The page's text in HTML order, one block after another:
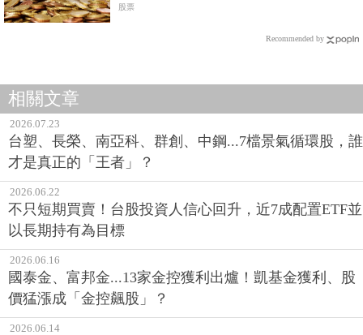
青睞！
股票
Recommended by
相關文章
2026.07.23
台塑、長榮、南亞科、群創、中鋼...7檔景氣循環股，誰
才是真正的「王者」？
2026.06.22
不只短期買賣！台股投資人信心回升，近7成配置ETF並
以長期持有為目標
2026.06.16
國泰金、富邦金...13家金控獲利出爐！凱基金獲利、股
價猛漲成「金控飆股」？
2026.06.14